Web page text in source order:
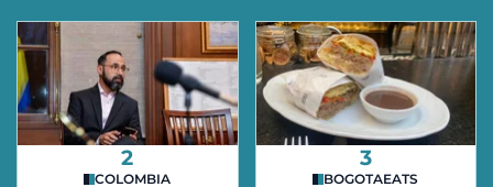
2
COLOMBIA
3
BOGOTAEATS